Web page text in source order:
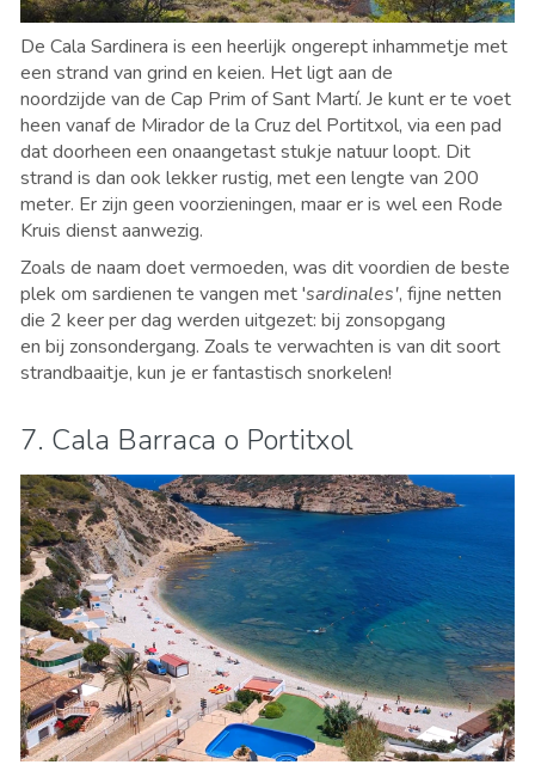
De Cala Sardinera is een heerlijk ongerept inhammetje met
een strand van grind en keien. Het ligt aan de
noordzijde van de Cap Prim of Sant Martí. Je kunt er te voet
heen vanaf de Mirador de la Cruz del Portitxol, via een pad
dat doorheen een onaangetast stukje natuur loopt. Dit
strand is dan ook lekker rustig, met een lengte van 200
meter. Er zijn geen voorzieningen, maar er is wel een Rode
Kruis dienst aanwezig.
Zoals de naam doet vermoeden, was dit voordien de beste
plek om sardienen te vangen met 'sardinales', fijne netten
die 2 keer per dag werden uitgezet: bij zonsopgang
en bij zonsondergang. Zoals te verwachten is van dit soort
strandbaaitje, kun je er fantastisch snorkelen!
7. Cala Barraca o Portitxol